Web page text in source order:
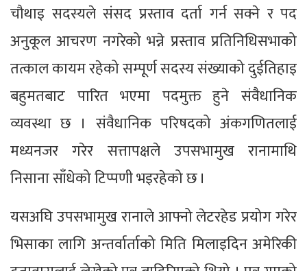
चौथाइ सदस्यले संसद प्रस्ताव दर्ता गर्न सक्ने र पद
अनुकूल आचरण नगरेको भन्ने प्रस्ताव प्रतिनिधिसभाको
तत्काल कायम रहेको सम्पूर्ण सदस्य संख्याको दुईतिहाइ
बहुमतबाट पारित भएमा पदमुक्त हुने संवैधानिक
व्यवस्था छ । संवैधानिक परिषदको अंकगणितलाई
मध्यनजर गरेर सत्तापक्षले उपसभामुख रानामाथि
निसाना साँधेको टिप्पणी भइरहेको छ ।
यसअघि उपसभामुख रानाले आफ्नो लेटरहेड प्रयोग गरेर
भिसाका लागि अन्तर्वार्ताको मिति मिलाइदिन अमेरिकी